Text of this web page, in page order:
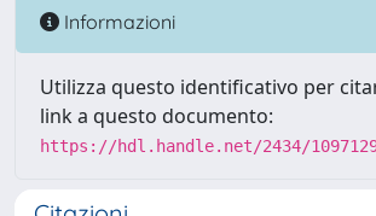
Informazioni
Utilizza questo identificativo per
link a questo documento:
https://hdl.handle.net/2434/